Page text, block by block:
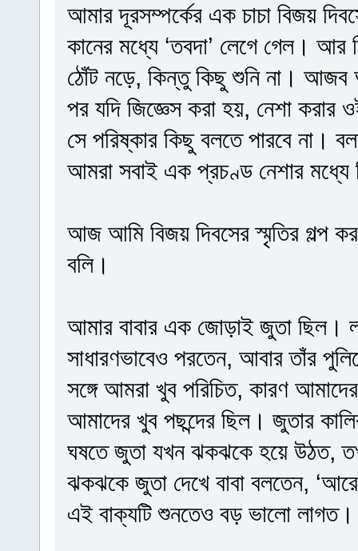
আমার দূরসম্পর্কের এক চাচা বিজয়
কানের মধ্যে ‘তবদা’ লেগে গেল। আর
ঠোঁট নড়ে, কিন্তু কিছু শুনি না। আজব
পর যদি জিজ্ঞেস করা হয়, নেশা করার
সে পরিষ্কার কিছু বলতে পারবে না।
আমরা সবাই এক প্রচণ্ড নেশার মধ্যে
আজ আমি বিজয় দিবসের স্মৃতির গল্প
বলি।
আমার বাবার এক জোড়াই জুতা ছিল।
সাধারণভাবেও পরতেন, আবার তাঁর
সঙ্গে আমরা খুব পরিচিত, কারণ
আমাদের খুব পছন্দের ছিল। জুতার
ঘষতে জুতা যখন ঝকঝকে হয়ে উঠত,
ঝকঝকে জুতা দেখে বাবা বলতেন,
এই বাক্যটি শুনতেও বড় ভালো লাগত।